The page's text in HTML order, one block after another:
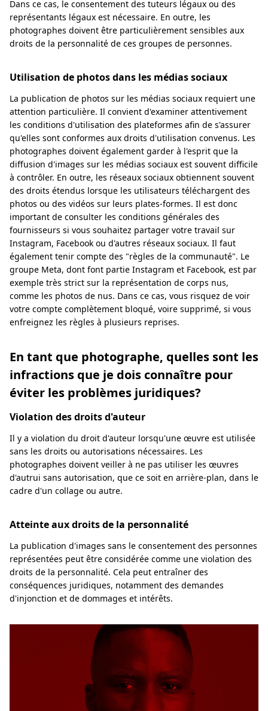
Dans ce cas, le consentement des tuteurs légaux ou des
représentants légaux est nécessaire. En outre, les
photographes doivent être particulièrement sensibles aux
droits de la personnalité de ces groupes de personnes.
Utilisation de photos dans les médias sociaux
La publication de photos sur les médias sociaux requiert une
attention particulière. Il convient d'examiner attentivement
les conditions d'utilisation des plateformes afin de s'assurer
qu'elles sont conformes aux droits d'utilisation convenus. Les
photographes doivent également garder à l'esprit que la
diffusion d'images sur les médias sociaux est souvent difficile
à contrôler. En outre, les réseaux sociaux obtiennent souvent
des droits étendus lorsque les utilisateurs téléchargent des
photos ou des vidéos sur leurs plates-formes. Il est donc
important de consulter les conditions générales des
fournisseurs si vous souhaitez partager votre travail sur
Instagram, Facebook ou d'autres réseaux sociaux. Il faut
également tenir compte des "règles de la communauté". Le
groupe Meta, dont font partie Instagram et Facebook, est par
exemple très strict sur la représentation de corps nus,
comme les photos de nus. Dans ce cas, vous risquez de voir
votre compte complètement bloqué, voire supprimé, si vous
enfreignez les règles à plusieurs reprises.
En tant que photographe, quelles sont les
infractions que je dois connaître pour
éviter les problèmes juridiques?
Violation des droits d'auteur
Il y a violation du droit d'auteur lorsqu'une œuvre est utilisée
sans les droits ou autorisations nécessaires. Les
photographes doivent veiller à ne pas utiliser les œuvres
d'autrui sans autorisation, que ce soit en arrière-plan, dans le
cadre d'un collage ou autre.
Atteinte aux droits de la personnalité
La publication d'images sans le consentement des personnes
représentées peut être considérée comme une violation des
droits de la personnalité. Cela peut entraîner des
conséquences juridiques, notamment des demandes
d'injonction et de dommages et intérêts.